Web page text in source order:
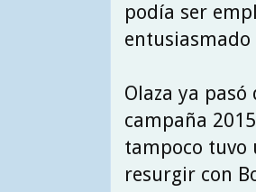
podía ser
Olaza ya
campaña
tampoco tuvo
resurgir con